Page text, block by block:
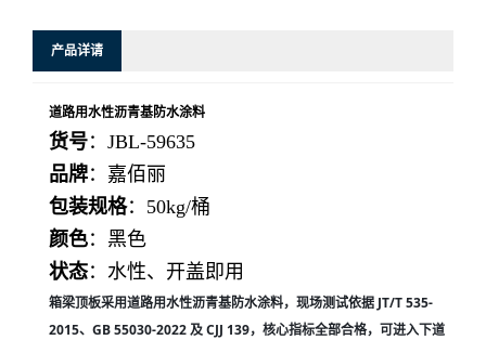
产品详请
道路用水性沥青基防水涂料
货号：JBL-59635
品牌：嘉佰丽
包装规格：50kg/桶
颜色：黑色
状态：水性、开盖即用
箱梁顶板采用道路用水性沥青基防水涂料，现场测试依据 JT/T 535-
2015、 GB 55030-2022及CJJ 139，核心指标全部合格，可进入下道